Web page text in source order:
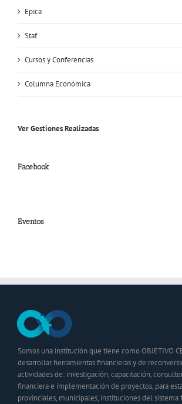
Epica
Staf
Cursos y Conferencias
Columna Económica
Ver Gestiones Realizadas
Facebook
Eventos
Somos una institución que tiene como OBJETIVO
desarrollar herramientas financieras y de
actividades de: investigación, capacitación,
financiera e implementación de proyectos, para
provinciales, municipales, instituciones del sistema